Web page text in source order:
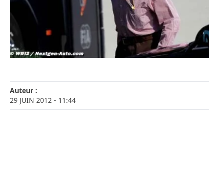
Auteur :
29 JUIN 2012 - 11:44